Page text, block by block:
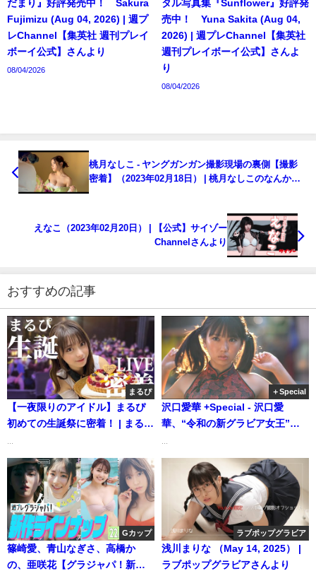
だまり』好評発売中！ Sakura
Fujimizu (Aug 04, 2026) | 週プ
レChannel【集英社 週刊プレイ
ボーイ公式】さんより
08/04/2026
タル写真集『Sunflower』好評発
売中！ Yuna Sakita (Aug 04,
2026) | 週プレChannel【集英社
週刊プレイボーイ公式】さんよ
り
08/04/2026
桃月なしこ - ヤングガンガン撮影現場の裏側【撮影
密着】（2023年02月18日） | 桃月なしこのなんかや
えなこ（2023年02月20日） | 【公式】サイゾー
Channelさんより
おすすめの記事
まるぴ
【一夜限りのアイドル】まるぴ
初めての生誕祭に密着！ | まるぴ
＋Special
沢口愛華 +Special - 沢口愛
華、“令和の新グラビア女王”が
イボーイ公式】さんより
Gカップ
篠崎愛、青山なぎさ、高橋か
の、亜咲花【グラジャパ！新作
ラブポップグラビア
浅川まりな （May 14, 2025） |
ラブポップグラビアさんより